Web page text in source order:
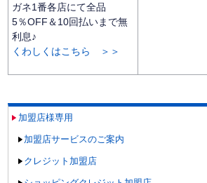
ガネ1番各店にて全品
5％OFF＆10回払いまで無
利息♪
くわしくはこちら ＞＞
加盟店様専用
加盟店サービスのご案内
クレジット加盟店